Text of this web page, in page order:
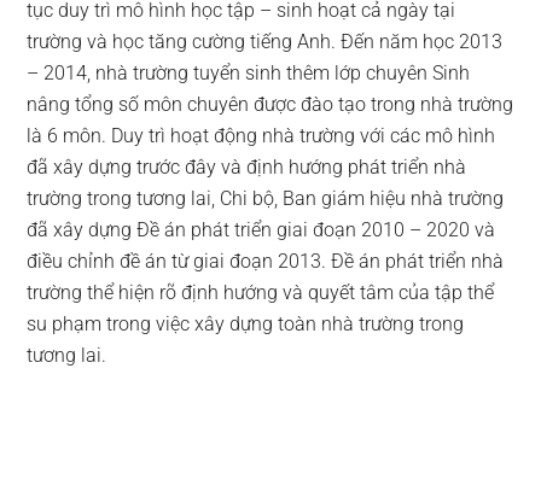
tục duy trì mô hình học tập – sinh hoạt cả ngày tại
trường và học tăng cường tiếng Anh. Đến năm học 2013
– 2014, nhà trường tuyển sinh thêm lớp chuyên Sinh
nâng tổng số môn chuyên được đào tạo trong nhà trường
là 6 môn. Duy trì hoạt động nhà trường với các mô hình
đã xây dựng trước đây và định hướng phát triển nhà
trường trong tương lai, Chi bộ, Ban giám hiệu nhà trường
đã xây dựng Đề án phát triển giai đoạn 2010 – 2020 và
điều chỉnh đề án từ giai đoạn 2013. Đề án phát triển nhà
trường thể hiện rõ định hướng và quyết tâm của tập thể
su phạm trong việc xây dựng toàn nhà trường trong
tương lai.